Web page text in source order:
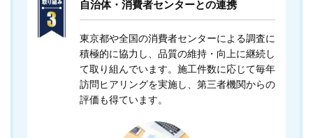
自治体・消費者センターとの連携
東京都や全国の消費者センターによる調査に
積極的に協力し、品質の維持・向上に継続し
て取り組んでいます。施工件数に応じて毎年
訪問ヒアリングを実施し、第三者機関からの
評価も得ています。